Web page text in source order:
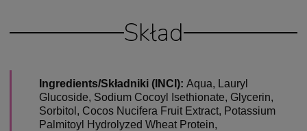
Skład
Ingredients/Składniki (INCI): Aqua, Lauryl
Glucoside, Sodium Cocoyl Isethionate, Glycerin,
Sorbitol, Cocos Nucifera Fruit Extract, Potassium
Palmitoyl Hydrolyzed Wheat Protein,